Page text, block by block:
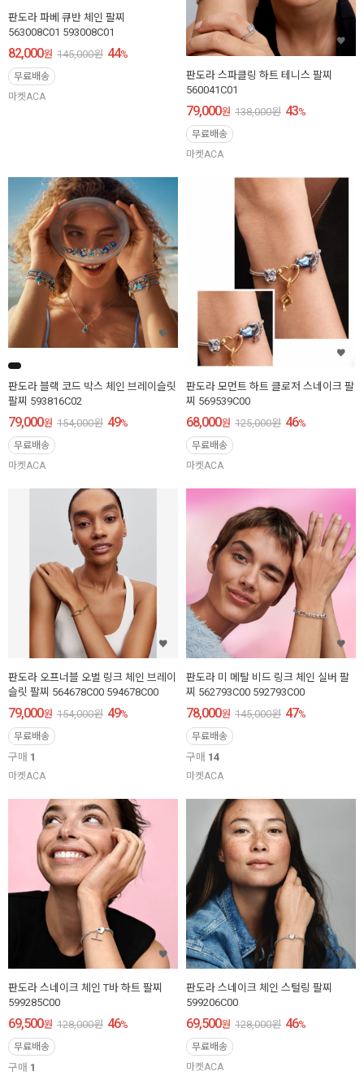
판도라 파베 큐반 체인 팔찌
563008C01 593008C01
82,000원 145,000원 44%
무료배송
마켓ACA
판도라 스파클링 하트 테니스 팔찌
560041C01
79,000원 138,000원 43%
무료배송
마켓ACA
판도라 블랙 코드 박스 체인 브레이슬릿
팔찌 593816C02
79,000원 154,000원 49%
무료배송
마켓ACA
판도라 모먼트 하트 클로저 스네이크 팔
찌 569539C00
68,000원 125,000원 46%
무료배송
마켓ACA
판도라 오프너블 오벌 링크 체인 브레이
슬릿 팔찌 564678C00 594678C00
79,000원 154,000원 49%
무료배송
구매 1
마켓ACA
판도라 미 메탈 비드 링크 체인 실버 팔
찌 562793C00 592793C00
78,000원 145,000원 47%
무료배송
구매 14
마켓ACA
판도라 스네이크 체인 T바 하트 팔찌
599285C00
69,500원 128,000원 46%
무료배송
구매 1
판도라 스네이크 체인 스털링 팔찌
599206C00
69,500원 128,000원 46%
무료배송
마켓ACA